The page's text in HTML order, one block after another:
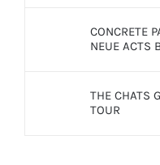
CONCRETE
NEUE ACTS
THE CHATS
TOUR